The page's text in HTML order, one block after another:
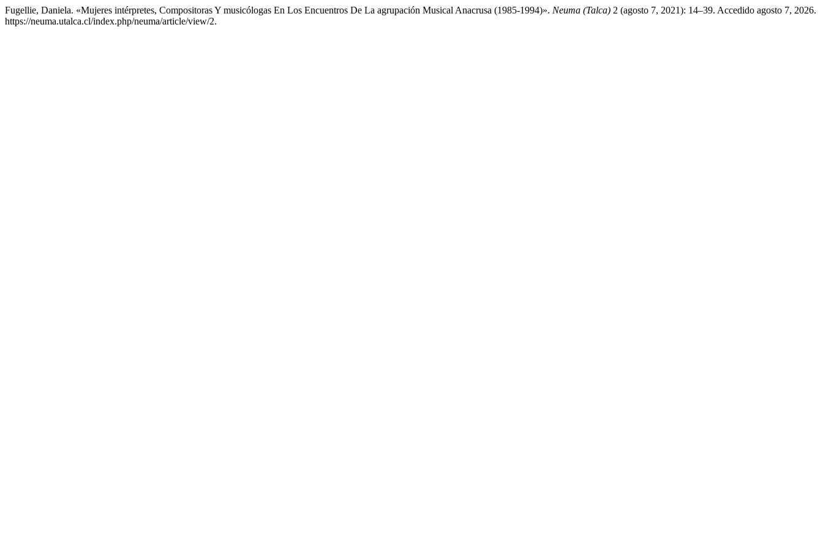
Fugellie, Daniela. «Mujeres intérpretes, Compositoras Y musicólogas En Los Encuentros De La agrupación Musical Anacrusa (1985-1994)». Neuma (Talca) 2 (agosto 7, 2021): 14–39. Accedido agosto 7, 2026.
https://neuma.utalca.cl/index.php/neuma/article/view/2.